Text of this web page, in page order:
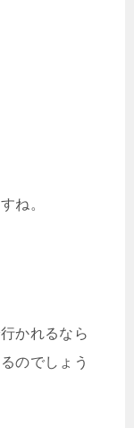
ね。
かれるなら
のでしょう